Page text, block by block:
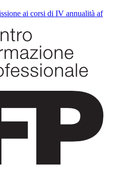
ai corsi di IV annualità af